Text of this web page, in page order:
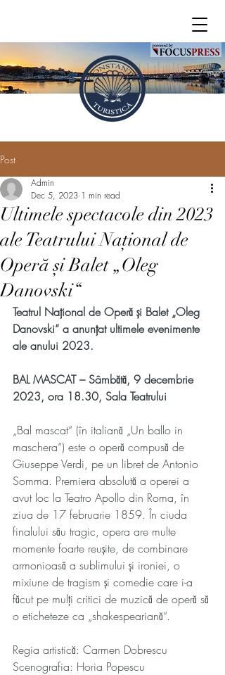
Post
Ultimele spectacole din 2023
ale Teatrului Național de
Operă și Balet „Oleg
Danovski“
Admin
Dec 5, 2023 1 min read
Teatrul Național de Operă și Balet „Oleg
Danovski“ a anunțat ultimele evenimente
ale anului 2023.
BAL MASCAT – Sâmbătă, 9 decembrie
2023, ora 18.30, Sala Teatrului
„Bal mascat“ (în italiană „Un ballo in
maschera“) este o operă compusă de
Giuseppe Verdi, pe un libret de Antonio
Somma. Premiera absolută a operei a
avut loc la Teatro Apollo din Roma, în
ziua de 17 februarie 1859. În ciuda
finalului său tragic, opera are multe
momente foarte reușite, de combinare
armonioasă a sublimului și ironiei, o
mixiune de tragism și comedie care i-a
făcut pe mulți critici de muzică de operă să
o eticheteze ca „shakespeariană“.
Regia artistică: Carmen Dobrescu
Scenografia: Horia Popescu